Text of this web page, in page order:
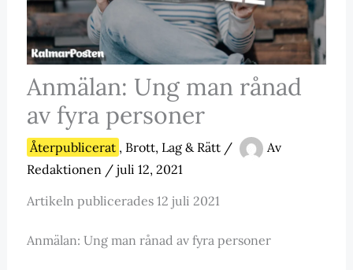
Anmälan: Ung man rånad
av fyra personer
Återpublicerat , Brott, Lag & Rätt/
Av
Redaktionen / juli 12, 2021
Artikeln publicerades 12 juli 2021
Anmälan: Ung man rånad av fyra personer